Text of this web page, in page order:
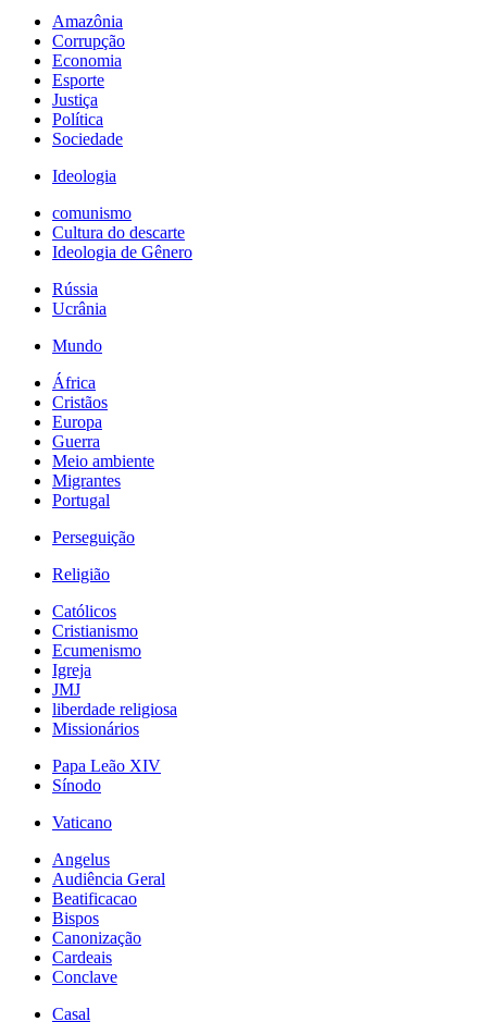
Amazônia
Corrupção
Economia
Esporte
Justiça
Política
Sociedade
Ideologia
comunismo
Cultura do descarte
Ideologia de Gênero
Rússia
Ucrânia
Mundo
África
Cristãos
Europa
Guerra
Meio ambiente
Migrantes
Portugal
Perseguição
Religião
Católicos
Cristianismo
Ecumenismo
Igreja
JMJ
liberdade religiosa
Missionários
Papa Leão XIV
Sínodo
Vaticano
Angelus
Audiência Geral
Beatificacao
Bispos
Canonização
Cardeais
Conclave
Casal